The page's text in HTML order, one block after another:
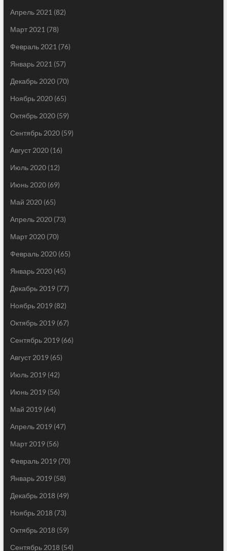
Апрель 2021 (82)
Март 2021 (78)
Февраль 2021 (76)
Январь 2021 (57)
Декабрь 2020(70)
Ноябрь 2020(65)
Октябрь 2020(59)
Сентябрь 2020(59)
Август 2020(16)
Июль 2020(12)
Июнь 2020(69)
Май 2020(65)
Апрель 2020(73)
Март 2020(70)
Февраль 2020(65)
Январь 2020(45)
Декабрь 2019(77)
Ноябрь 2019(82)
Октябрь 2019(67)
Сентябрь 2019(66)
Август 2019(65)
Июль 2019(42)
Июнь 2019(56)
Май 2019(64)
Апрель 2019(47)
Март 2019(56)
Февраль 2019(70)
Январь 2019(58)
Декабрь 2018(49)
Ноябрь 2018(73)
Октябрь 2018(59)
Сентябрь 2018(54)